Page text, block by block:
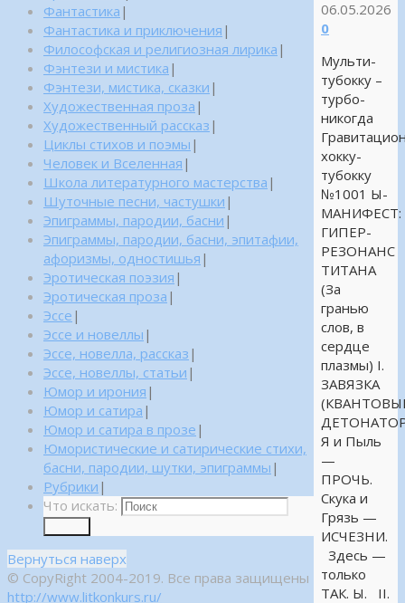
06.05.2026
0
Мульти-
тубокку –
турбо-
никогда
хокку-
тубокку
№1001 Ы-
МАНИФЕСТ:
ГИПЕР-
РЕЗОНАНС
ТИТАНА
(За
гранью
слов, в
сердце
плазмы) I.
ЗАВЯЗКА
Я и Пыль
—
ПРОЧЬ.
Скука и
Грязь —
ИСЧЕЗНИ.
Здесь —
только
ТАК. Ы. II.
Фантастика |
Фантастика и приключения |
Философская и религиозная лирика |
Фэнтези и мистика |
Фэнтези, мистика, сказки |
Художественная проза |
Художественный рассказ |
Циклы стихов и поэмы |
Человек и Вселенная |
Школа литературного мастерства |
Шуточные песни, частушки |
Эпиграммы, пародии, басни |
Эпиграммы, пародии, басни, эпитафии,
афоризмы, одностишья |
Эротическая поэзия |
Эротическая проза |
Эссе |
Эссе и новеллы |
Эссе, новелла, рассказ |
Эссе, новеллы, статьи |
Юмор и ирония |
Юмор и сатира |
Юмор и сатира в прозе |
Юмористические и сатирические стихи,
басни, пародии, шутки, эпиграммы |
Рубрики |
Что искать:
Вернуться наверх
© CopyRight 2004-2019. Все права защищены
http://www.litkonkurs.ru/